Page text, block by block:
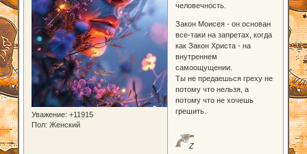
Уважение: +11915
Пол: Женский
человечность.
Закон Моисея - он основан
все-таки на запретах, когда
как Закон Христа - на
внутреннем
самоощущении.
Ты не предаешься греху не
потому что нельзя, а
потому что не хочешь
грешить.
Z